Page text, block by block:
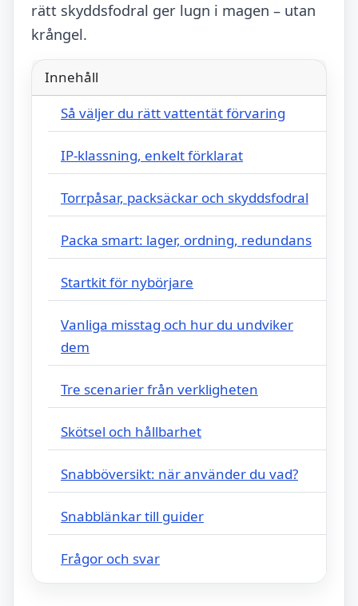
rätt skyddsfodral ger lugn i magen – utan
krångel.
Innehåll
Så väljer du rätt vattentät förvaring
IP-klassning, enkelt förklarat
Torrpåsar, packsäckar och skyddsfodral
Packa smart: lager, ordning, redundans
Startkit för nybörjare
Vanliga misstag och hur du undviker
dem
Tre scenarier från verkligheten
Skötsel och hållbarhet
Snabböversikt: när använder du vad?
Snabblänkar till guider
Frågor och svar